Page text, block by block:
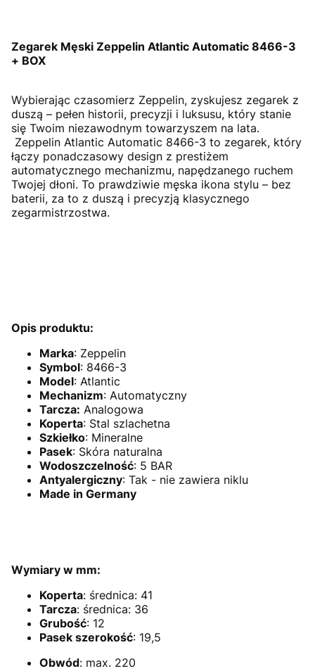
Zegarek Męski Zeppelin Atlantic Automatic 8466-3
+ BOX
Wybierając czasomierz Zeppelin, zyskujesz zegarek z
duszą – pełen historii, precyzji i luksusu, który stanie
się Twoim niezawodnym towarzyszem na lata.
Zeppelin Atlantic Automatic 8466-3 to zegarek, który
łączy ponadczasowy design z prestiżem
automatycznego mechanizmu, napędzanego ruchem
Twojej dłoni. To prawdziwie męska ikona stylu – bez
baterii, za to z duszą i precyzją klasycznego
zegarmistrzostwa.
Opis produktu:
Marka: Zeppelin
Symbol: 8466-3
Model: Atlantic
Mechanizm: Automatyczny
Tarcza: Analogowa
Koperta: Stal szlachetna
Szkiełko: Mineralne
Pasek: Skóra naturalna
Wodoszczelność: 5 BAR
Antyalergiczny: Tak - nie zawiera niklu
Made in Germany
Wymiary w mm:
Koperta: średnica: 41
Tarcza: średnica: 36
Grubość: 12
Pasek szerokość: 19,5
Obwód: max. 220